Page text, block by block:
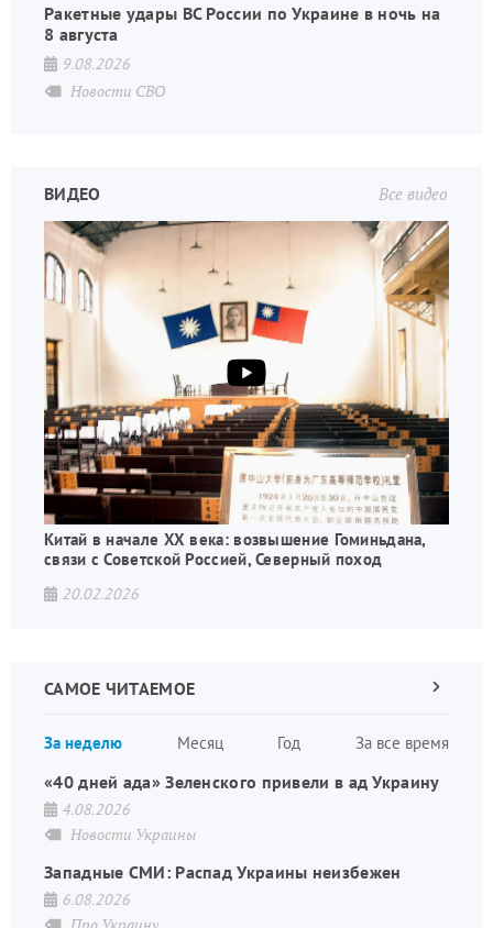
Ракетные удары ВС России по Украине в ночь на
8 августа
9.08.2026
Новости СВО
Все видео
ВИДЕО
Китай в начале XX века: возвышение Гоминьдана,
связи с Советской Россией, Северный поход
20.02.2026
САМОЕ ЧИТАЕМОЕ
За неделю Месяц Год За все время
Следующая
«40 дней ада» Зеленского привели в ад Украину
4.08.2026
Новости Украины
Западные СМИ: Распад Украины неизбежен
6.08.2026